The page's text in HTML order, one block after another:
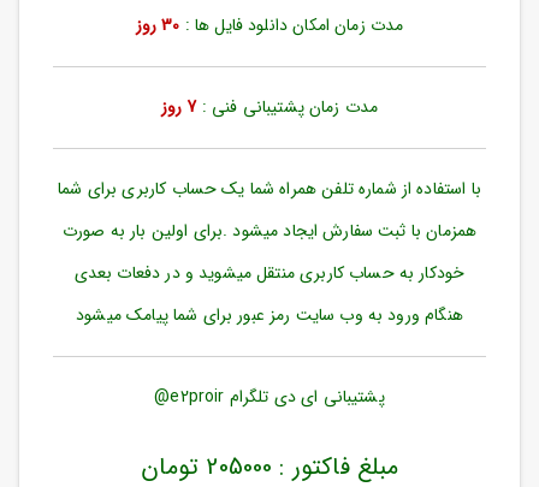
بازیابی
رمز
مندی
ها
مدت زمان امکان دانلود فایل ها : 30 روز
مدت زمان پشتیبانی فنی :7 روز
با استفاده از شماره تلفن همراه شما یک حساب کاربری برای شما
همزمان با ثبت سفارش ایجاد میشود .برای اولین بار به صورت
خودکار به حساب کاربری منتقل میشوید و در دفعات بعدی
هنگام ورود به وب سایت رمز عبور برای شما پیامک میشود
پشتیبانی ای دی تلگرام e2proir@
مبلغ فاکتور : 205000 تومان